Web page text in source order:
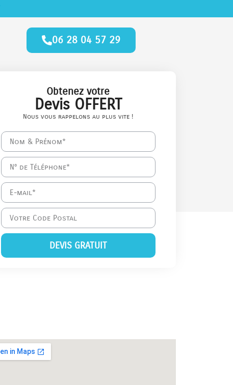
06 28 04 57 29
Obtenez votre
Devis OFFERT
Nous vous rappelons au plus vite !
DEVIS GRATUIT